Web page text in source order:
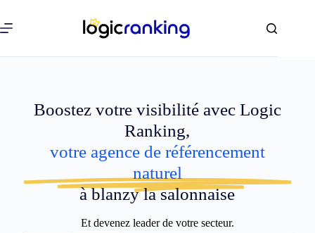
Boostez votre visibilité avec Logic
Ranking,
votre agence de référencement
naturel
à blanzy la salonnaise
Et devenez leader de votre secteur.